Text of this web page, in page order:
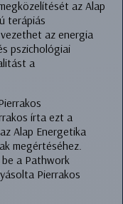
az Alap
terápiás
az energia
pszichológiai
a
írta ezt a
Alap Energetika
megértéséhez.
a Pathwork
Pierrakos